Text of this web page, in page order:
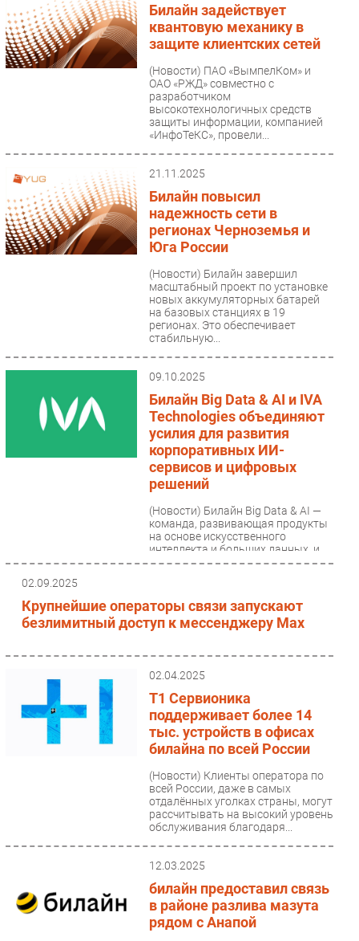
РАЗДЕЛЫ
Новости
Тестовый стенд
Каталог компаний
Билайн задействует
квантовую механику в
защите клиентских сетей
(Новости) ПАО «ВымпелКом» и
ОАО «РЖД» совместно с
разработчиком
высокотехнологичных средств
защиты информации, компанией
«ИнфоТеКС», провели...
21.11.2025
Билайн повысил
надежность сети в
регионах Черноземья и
Юга России
(Новости) Билайн завершил
масштабный проект по установке
новых аккумуляторных батарей
на базовых станциях в 19
регионах. Это обеспечивает
стабильную...
09.10.2025
Билайн Big Data & AI и IVA
Technologies объединяют
усилия для развития
корпоративных ИИ-
сервисов и цифровых
решений
(Новости) Билайн Big Data & AI —
команда, развивающая продукты
на основе искусственного
интеллекта и больших данных, и
IVA Technologies заключили...
02.09.2025
Крупнейшие операторы связи запускают
безлимитный доступ к мессенджеру Мах
02.04.2025
Т1 Сервионика
поддерживает более 14
тыс. устройств в офисах
билайна по всей России
(Новости) Клиенты оператора по
всей России, даже в самых
отдалённых уголках страны, могут
рассчитывать на высокий уровень
обслуживания благодаря...
12.03.2025
билайн предоставил связь
в районе разлива мазута
рядом с Анапой